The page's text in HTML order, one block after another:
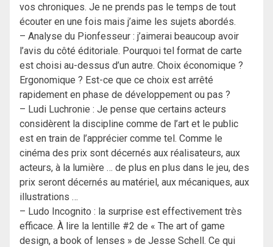
vos chroniques. Je ne prends pas le temps de tout
écouter en une fois mais j’aime les sujets abordés.
– Analyse du Pionfesseur : j’aimerai beaucoup avoir
l’avis du côté éditoriale. Pourquoi tel format de carte
est choisi au-dessus d’un autre. Choix économique ?
Ergonomique ? Est-ce que ce choix est arrêté
rapidement en phase de développement ou pas ?
– Ludi Luchronie : Je pense que certains acteurs
considèrent la discipline comme de l’art et le public
est en train de l’apprécier comme tel. Comme le
cinéma des prix sont décernés aux réalisateurs, aux
acteurs, à la lumière … de plus en plus dans le jeu, des
prix seront décernés au matériel, aux mécaniques, aux
illustrations …
– Ludo Incognito : la surprise est effectivement très
efficace. À lire la lentille #2 de « The art of game
design, a book of lenses » de Jesse Schell. Ce qui